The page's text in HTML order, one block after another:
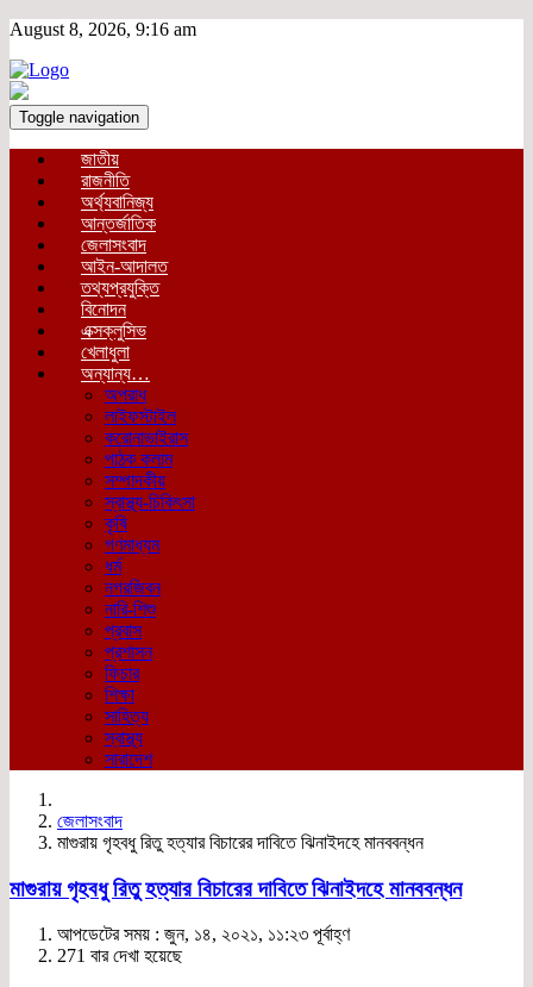
August 8, 2026, 9:16 am
Toggle navigation
জাতীয়
রাজনীতি
অর্থ্যবানিজ্য
আন্তর্জাতিক
জেলাসংবাদ
আইন-আদালত
তথ্যপ্রযুক্তি
বিনোদন
এক্সক্লুসিভ
খেলাধুলা
অন্যান্য…
অপরাধ
লাইফস্টাইল
করোনাভাইরাস
পাঠক কলাম
সম্পাদকীয়
স্বাস্থ্য-চিকিৎসা
কৃষি
গণমাধ্যম
ধর্ম
নগরজিবন
নারি-শিশু
প্রবাস
প্রশাসন
ফিচার
শিক্ষা
সাহিত্য
স্বাস্থ্য
সারাদেশ
জেলাসংবাদ
মাগুরায় গৃহবধু রিতু হত্যার বিচারের দাবিতে ঝিনাইদহে মানববন্ধন
মাগুরায় গৃহবধু রিতু হত্যার বিচারের দাবিতে ঝিনাইদহে মানববন্ধন
আপডেটের সময় : জুন, ১৪, ২০২১, ১১:২৩ পূর্বাহ্ণ
271 বার দেখা হয়েছে